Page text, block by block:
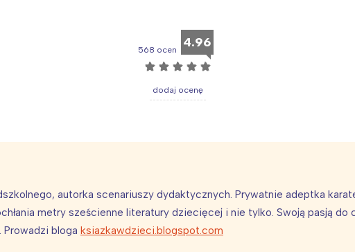
568 ocen 4.96
☆ ☆ ☆ ☆ ☆
dodaj ocenę
autorka scenariuszy dydaktycznych. Prywatnie adeptka
metry sześcienne literatury dziecięcej i nie tylko. Swoją pasją
bloga ksiazkawdzieci.blogspot.com